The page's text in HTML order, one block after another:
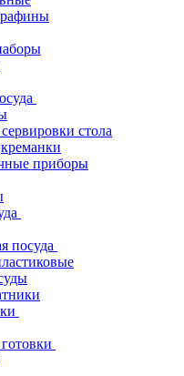
стола
приборы
посуда